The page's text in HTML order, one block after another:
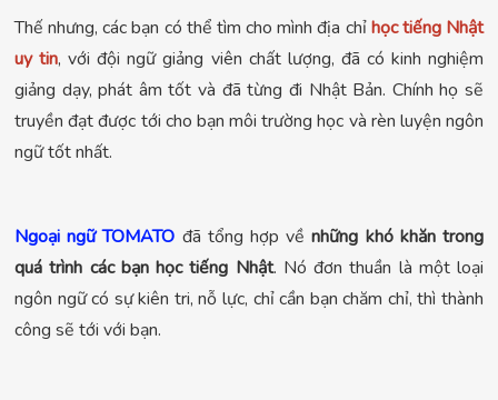
Thế nhưng, các bạn có thể tìm cho mình địa chỉhọc tiếng Nhật
uy tin, với đội ngữ giảng viên chất lượng, đã có kinh nghiệm
giảng dạy, phát âm tốt và đã từng đi Nhật Bản. Chính họ sẽ
truyền đạt được tới cho bạn môi trường học và rèn luyện ngôn
ngữ tốt nhất.
Ngoại ngữ TOMATO đã tổng hợp vềnhững khó khăn trong
quá trình các bạn học tiếng Nhật. Nó đơn thuần là một loại
ngôn ngữ có sự kiên tri, nỗ lực, chỉ cần bạn chăm chỉ, thì thành
công sẽ tới với bạn.